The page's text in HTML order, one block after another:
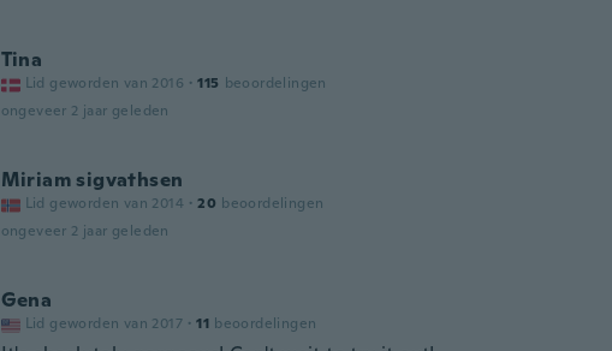
Tina
Lid geworden van 2016 · 115 beoordelingen
ongeveer 2 jaar geleden
Miriam sigvathsen
Lid geworden van 2014 · 20 beoordelingen
ongeveer 2 jaar geleden
Gena
Lid geworden van 2017 · 11 beoordelingen